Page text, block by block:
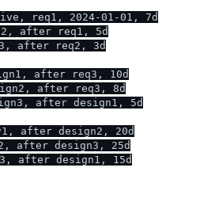
req1, 2024-01-01, 7d
after req1, 5d
after req2, 3d
after req3, 10d
after req3, 8d
after design1, 5d
after design2, 20d
after design3, 25d